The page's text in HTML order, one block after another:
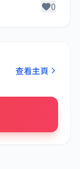
0
查看主頁